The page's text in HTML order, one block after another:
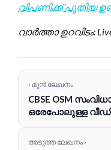
വിപണിക്ക് പുതിയ
വാർത്താ ഉറവിടം:
‹ മുൻ ലേഖനം
CBSE OSM
ഒരേപോലുള്ള
അടുത്ത ലേഖനം ›